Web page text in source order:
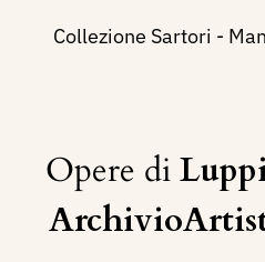
Collezione Sartori -
Opere di